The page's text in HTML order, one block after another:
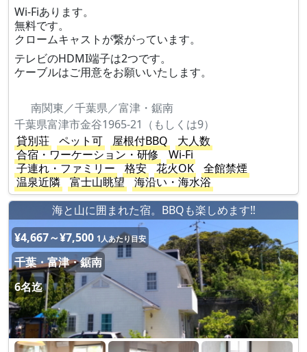
Wi-Fiあります。
無料です。
クロームキャストが繋がっています。
テレビのHDMI端子は2つです。
ケーブルはご用意をお願いいたします。
南関東／千葉県／富津・鋸南
千葉県富津市金谷1965-21（もしくは9）
貸別荘
ペット可 屋根付BBQ
大人数
合宿・ワーケーション・研修
Wi-Fi
子連れ・ファミリー
格安 花火OK
全館禁煙
温泉近隣
富士山眺望
海沿い・海水浴
海と山に囲まれた宿。BBQも楽しめます‼
¥4,667～¥7,500 1人あたり目安
千葉・富津・鋸南
6名迄